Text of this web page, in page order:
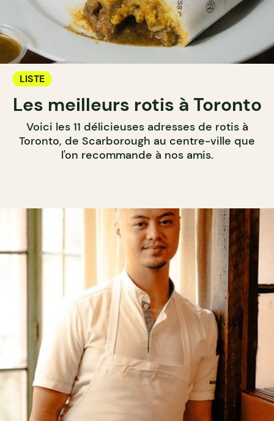
LISTE
Les meilleurs rotis à Toronto
Voici les 11 délicieuses adresses de rotis à
Toronto, de Scarborough au centre-ville que
l'on recommande à nos amis.